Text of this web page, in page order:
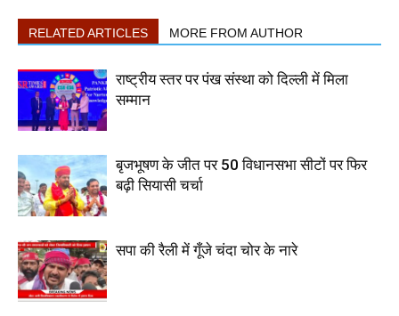
RELATED ARTICLES MORE FROM AUTHOR
राष्ट्रीय स्तर पर पंख संस्था को दिल्ली में मिला
सम्मान
बृजभूषण के जीत पर 50 विधानसभा सीटों पर फिर
बढ़ी सियासी चर्चा
सपा की रैली में गूँजे चंदा चोर के नारे